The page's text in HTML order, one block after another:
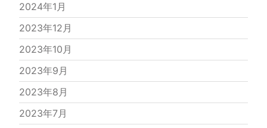
2024年1月
2023年12月
2023年10月
2023年9月
2023年8月
2023年7月